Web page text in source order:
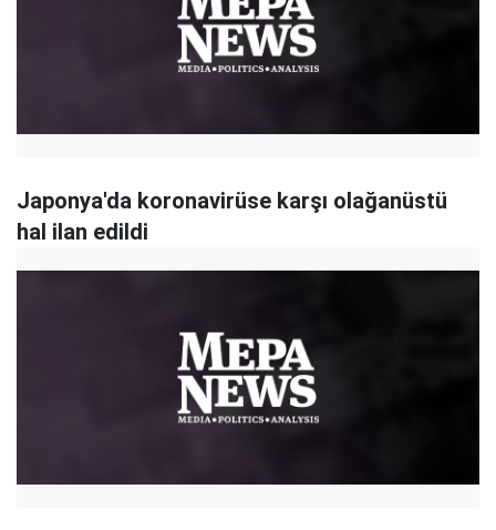
Japonya'da koronavirüse karşı olağanüstü
hal ilan edildi